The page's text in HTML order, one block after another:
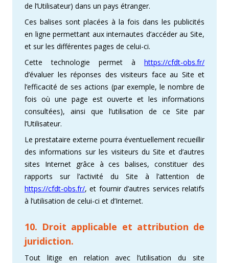
de l’Utilisateur) dans un pays étranger.
Ces balises sont placées à la fois dans les publicités
en ligne permettant aux internautes d’accéder au Site,
et sur les différentes pages de celui-ci.
Cette technologie permet à https://cfdt-obs.fr/
d’évaluer les réponses des visiteurs face au Site et
l’efficacité de ses actions (par exemple, le nombre de
fois où une page est ouverte et les informations
consultées), ainsi que l’utilisation de ce Site par
l’Utilisateur.
Le prestataire externe pourra éventuellement recueillir
des informations sur les visiteurs du Site et d’autres
sites Internet grâce à ces balises, constituer des
rapports sur l’activité du Site à l’attention de
https://cfdt-obs.fr/, et fournir d’autres services relatifs
à l’utilisation de celui-ci et d’Internet.
10. Droit applicable et attribution de
juridiction.
Tout litige en relation avec l’utilisation du site